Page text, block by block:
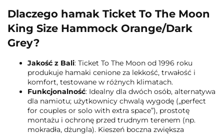
Dlaczego hamak Ticket To The Moon
King Size Hammock Orange/Dark
Grey?
Jakość z Bali: Ticket To The Moon od 1996 roku
produkuje hamaki cenione za lekkość, trwałość i
komfort, testowane w różnych klimatach.
Funkcjonalność: Idealny dla dwóch osób, alternatywa
dla namiotu; użytkownicy chwalą wygodę („perfect
for couples or solo with extra space”), prostotę
montażu i ochronę przed trudnym terenem (np.
mokradła, dżungla). Kieszeń boczna zwiększa